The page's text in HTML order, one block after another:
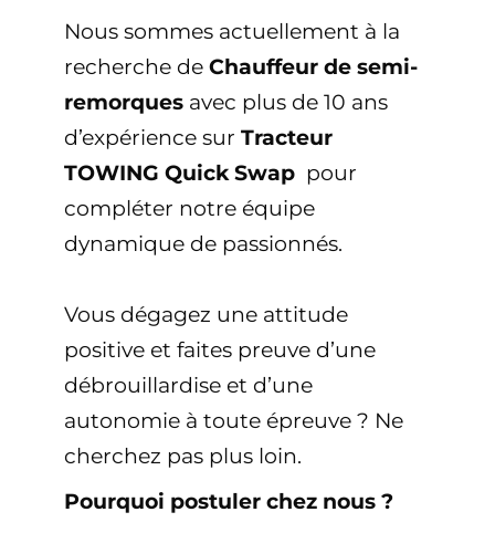
Nous sommes actuellement à la
recherche de Chauffeur de semi-
remorques avec plus de 10 ans
d’expérience sur Tracteur
TOWING Quick Swap pour
compléter notre équipe
dynamique de passionnés.
Vous dégagez une attitude
positive et faites preuve d’une
débrouillardise et d’une
autonomie à toute épreuve ? Ne
cherchez pas plus loin.
Pourquoi postuler chez nous ?